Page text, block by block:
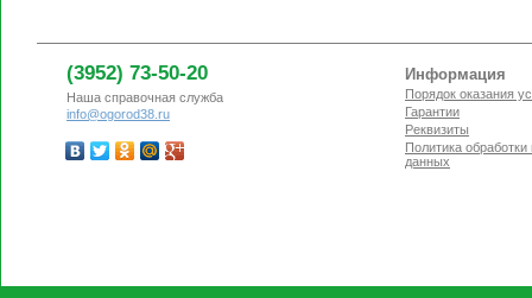
(3952) 73-50-20
Наша справочная служба
info@ogorod38.ru
Информация
Порядок оказания
Гарантии
Реквизиты
Политика
данных